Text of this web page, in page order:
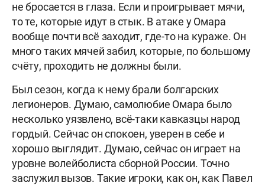
не бросается в глаза. Если и проигрывает мячи,
то те, которые идут в стык. В атаке у Омара
вообще почти всё заходит, где-то на кураже. Он
много таких мячей забил, которые, по большому
счёту, проходить не должны были.
Был сезон, когда к нему брали болгарских
легионеров. Думаю, самолюбие Омара было
несколько уязвлено, всё-таки кавказцы народ
гордый. Сейчас он спокоен, уверен в себе и
хорошо выглядит. Думаю, сейчас он играет на
уровне волейболиста сборной России. Точно
заслужил вызов. Такие игроки, как он, как Павел